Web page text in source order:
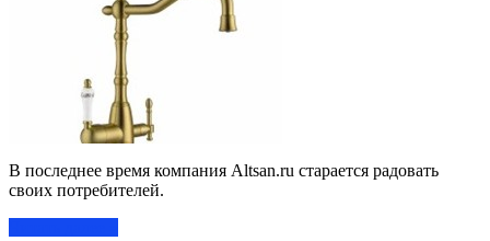
В последнее время компания Altsan.ru старается радовать
своих потребителей.